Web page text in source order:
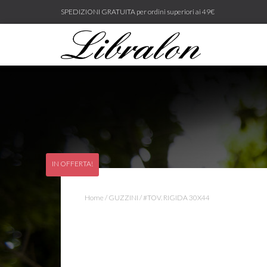
SPEDIZIONI GRATUITA per ordini superiori ai 49€
Home / GUZZINI / #TOV. RIGIDA 30X44
IN OFFERTA!